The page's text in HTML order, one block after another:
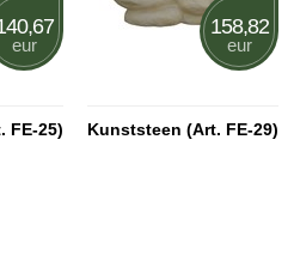
eur
FE-25)
158,82
eur
Kunststeen (Art. FE-29)